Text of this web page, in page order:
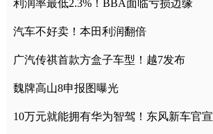
利润率最低2.3%！BBA面临亏损边缘
汽车不好卖！本田利润翻倍
广汽传祺首款方盒子车型！越7发布
魏牌高山8申报图曝光
10万元就能拥有华为智驾！东风新车官宣